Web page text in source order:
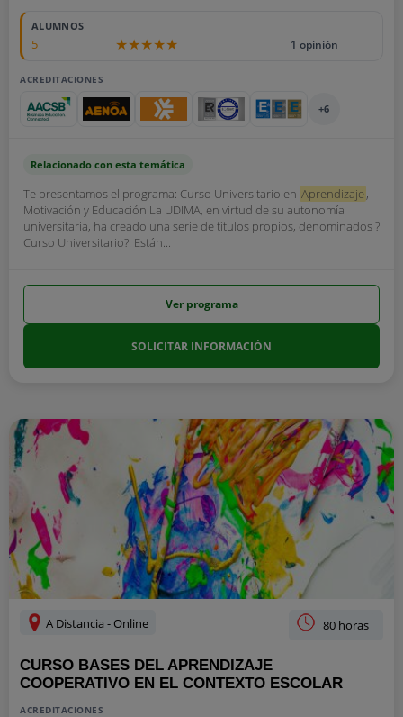
ALUMNOS
5 1 opinión
ACREDITACIONES
+6
Relacionado con esta temática
Te presentamos el programa: Curso Universitario en Aprendizaje,
Motivación y Educación La UDIMA, en virtud de su autonomía
universitaria, ha creado una serie de títulos propios, denominados ?
Curso Universitario?. Están...
Ver programa
SOLICITAR INFORMACIÓN
A Distancia - Online 80 horas
CURSO BASES DEL APRENDIZAJE
COOPERATIVO EN EL CONTEXTO ESCOLAR
ACREDITACIONES